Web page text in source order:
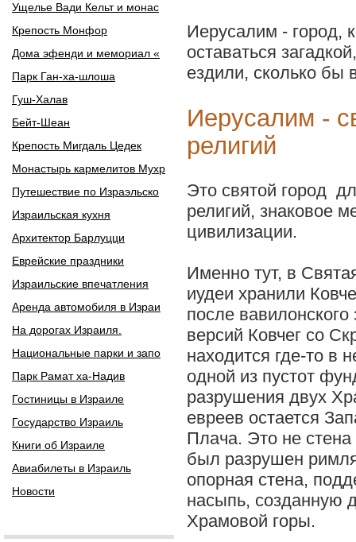
Ущелье Вади Кельт и монас
Крепость Монфор
Дома эфенди и мемориал «
Парк Ган-ха-шлоша
Гуш-Халав
Бейт-Шеан
Крепость Мигдаль Цедек
Монастырь кармелитов Мухр
Путешествие по Израэльско
Израильская кухня
Архитектор Барлуцци
Еврейские праздники
Израильские впечатления
Аренда автомобиля в Израи
На дорогах Израиля.
Национальные парки и запо
Парк Рамат ха-Надив
Гостиницы в Израиле
Государство Израиль
Книги об Израиле
Авиабилеты в Израиль
Новости
Иерусалим - город,
оставаться
ездили, сколько бы
Иерусалим -
религий
Это святой город
религий, знаковое
цивилизации.
Именно тут, в
иудеи хранили
после
версий Ковчег со
находится где-то в
одной из пустот
разрушения двух
евреев остается
Плача. Это не
был разрушен
опорная стена,
насыпь, созданную
Храмовой горы.